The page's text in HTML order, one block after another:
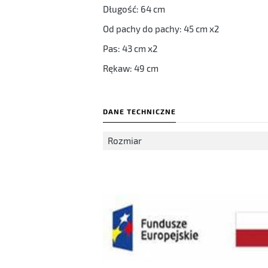
Długość: 64 cm
Od pachy do pachy: 45 cm x2
Pas: 43 cm x2
Rękaw: 49 cm
DANE TECHNICZNE
Rozmiar